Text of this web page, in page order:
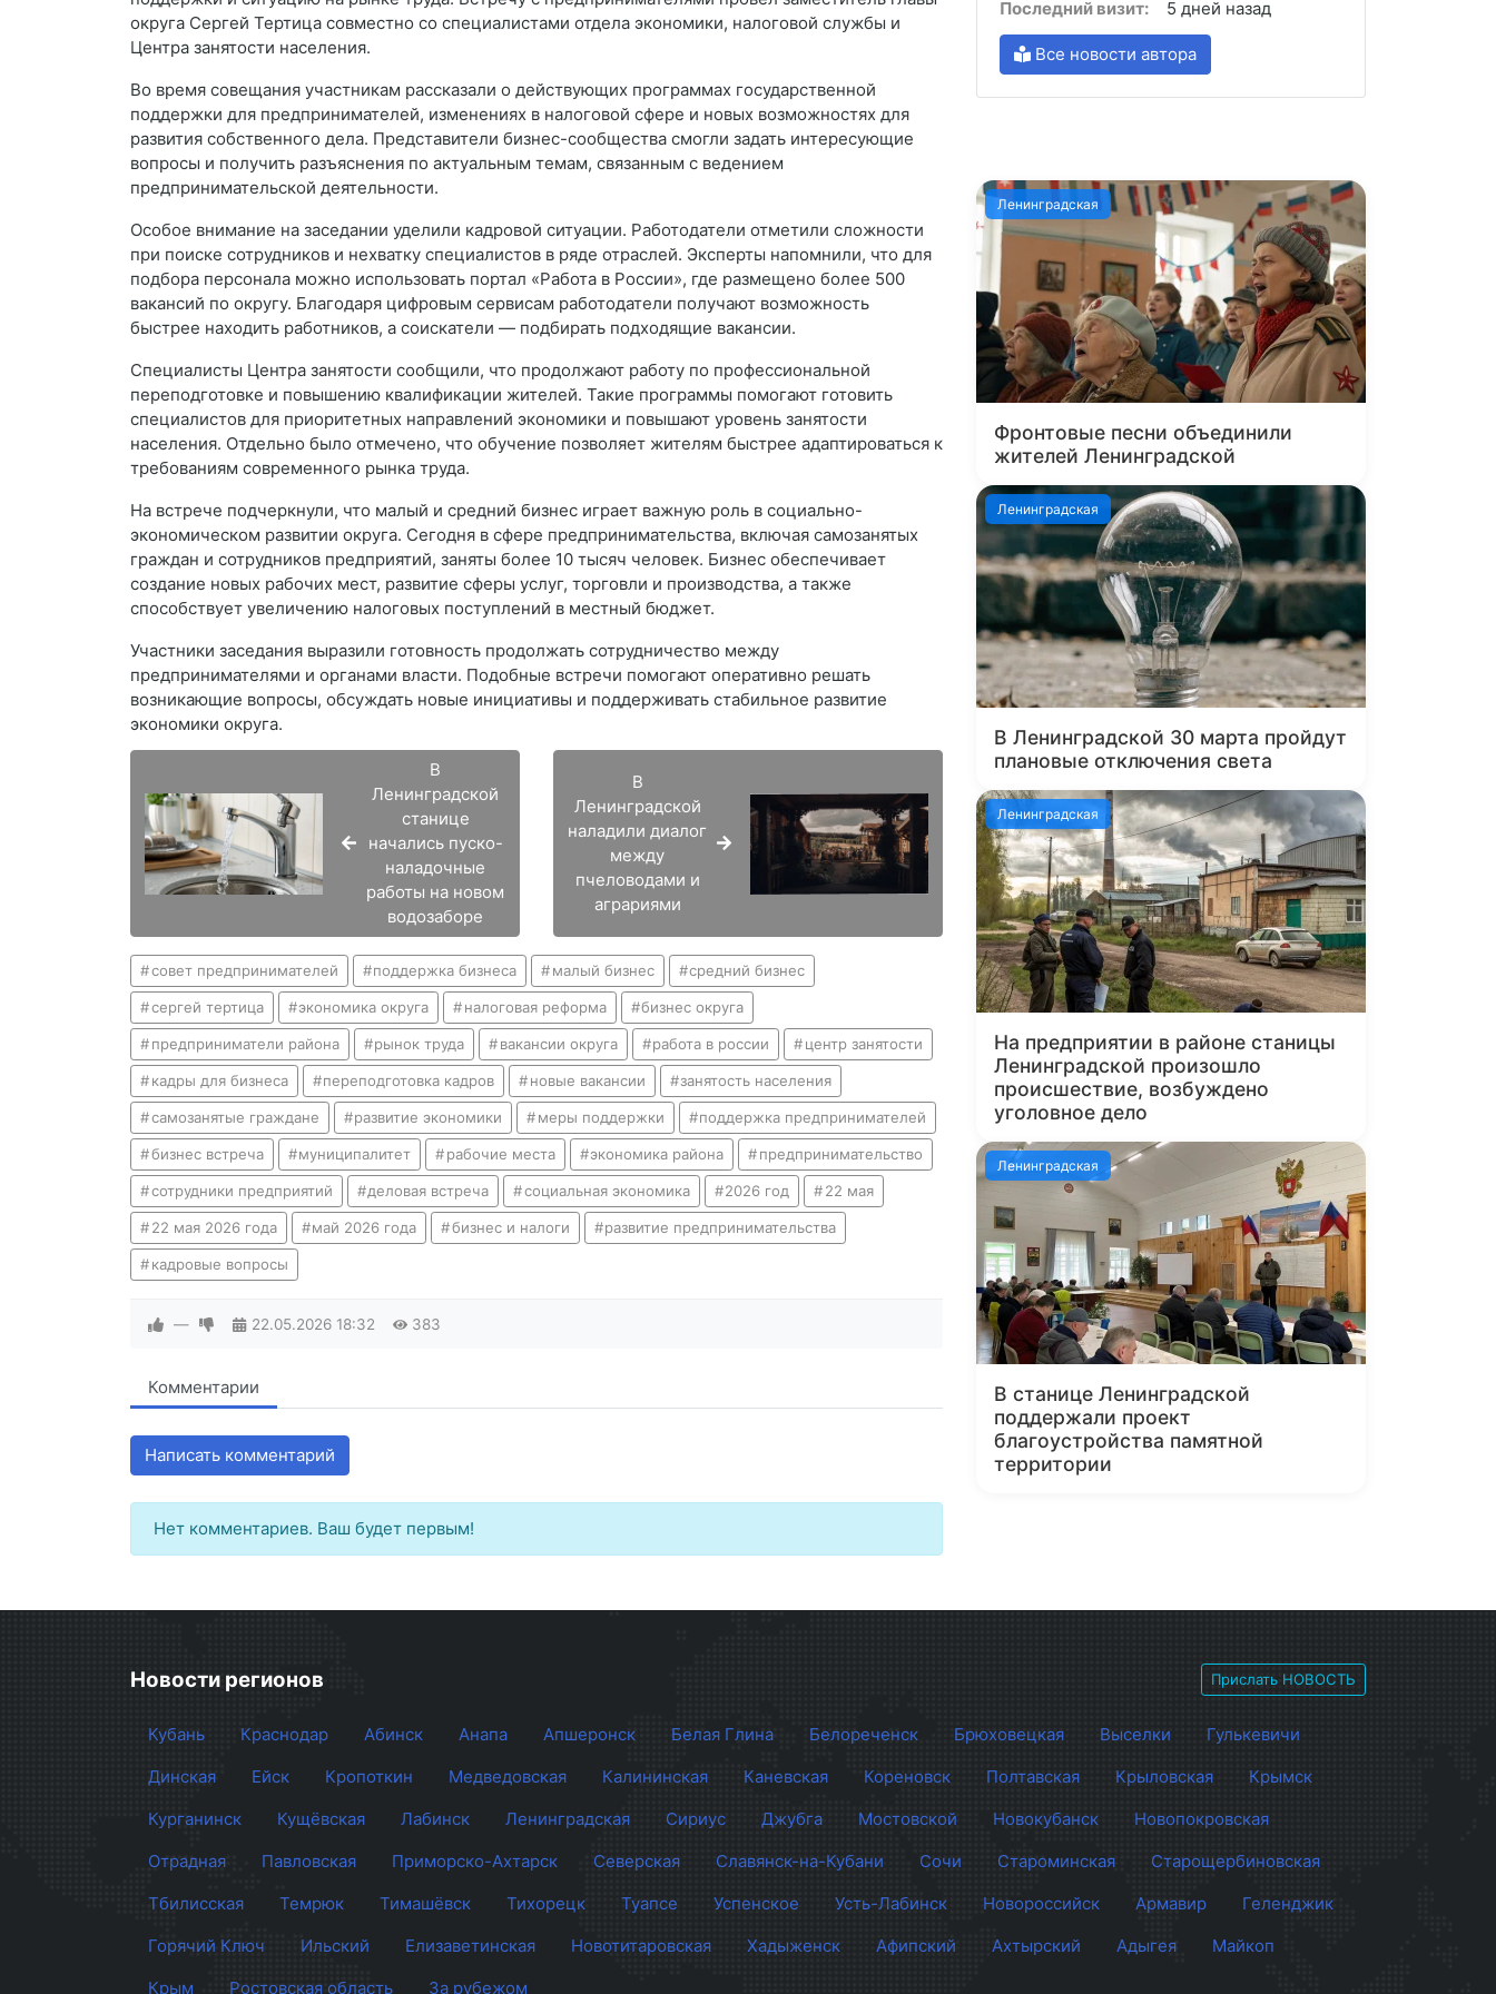
округа Сергей Тертица совместно со специалистами отдела экономики, налоговой службы и
Центра занятости населения.
Во время совещания участникам рассказали о действующих программах государственной
поддержки для предпринимателей, изменениях в налоговой сфере и новых возможностях для
развития собственного дела. Представители бизнес-сообщества смогли задать интересующие
вопросы и получить разъяснения по актуальным темам, связанным с ведением
предпринимательской деятельности.
Особое внимание на заседании уделили кадровой ситуации. Работодатели отметили сложности
при поиске сотрудников и нехватку специалистов в ряде отраслей. Эксперты напомнили, что для
подбора персонала можно использовать портал «Работа в России», где размещено более 500
вакансий по округу. Благодаря цифровым сервисам работодатели получают возможность
быстрее находить работников, а соискатели — подбирать подходящие вакансии.
Специалисты Центра занятости сообщили, что продолжают работу по профессиональной
переподготовке и повышению квалификации жителей. Такие программы помогают готовить
специалистов для приоритетных направлений экономики и повышают уровень занятости
населения. Отдельно было отмечено, что обучение позволяет жителям быстрее адаптироваться к
требованиям современного рынка труда.
На встрече подчеркнули, что малый и средний бизнес играет важную роль в социально-
экономическом развитии округа. Сегодня в сфере предпринимательства, включая самозанятых
граждан и сотрудников предприятий, заняты более 10 тысяч человек. Бизнес обеспечивает
создание новых рабочих мест, развитие сферы услуг, торговли и производства, а также
способствует увеличению налоговых поступлений в местный бюджет.
Участники заседания выразили готовность продолжать сотрудничество между
предпринимателями и органами власти. Подобные встречи помогают оперативно решать
возникающие вопросы, обсуждать новые инициативы и поддерживать стабильное развитие
экономики округа.
В
Ленинградской
станице
начались пуско-
наладочные
работы на новом
водозаборе
В
Ленинградской
наладили диалог
между
пчеловодами и
аграриями
совет предпринимателей поддержка бизнеса малый бизнес средний бизнес
сергей тертица экономика округа налоговая реформа бизнес округа
предприниматели района рынок труда вакансии округа работа в россии центр занятости
кадры для бизнеса переподготовка кадров новые вакансии занятость населения
самозанятые граждане развитие экономики меры поддержки поддержка предпринимателей
бизнес встреча муниципалитет рабочие места экономика района предпринимательство
сотрудники предприятий деловая встреча социальная экономика 2026 год 22 мая
22 мая 2026 года май 2026 года бизнес и налоги развитие предпринимательства
кадровые вопросы
— 22.05.2026 18:32 383
Комментарии
Написать комментарий
Нет комментариев. Ваш будет первым!
Последний визит:
5 дней назад
Все новости автора
Ленинградская
Фронтовые песни объединили
жителей Ленинградской
Ленинградская
В Ленинградской 30 марта пройдут
плановые отключения света
Ленинградская
На предприятии в районе станицы
Ленинградской произошло
происшествие, возбуждено
уголовное дело
Ленинградская
В станице Ленинградской
поддержали проект
благоустройства памятной
территории
Новости регионов Прислать НОВОСТЬ
Кубань Краснодар Абинск Анапа Апшеронск Белая Глина Белореченск Брюховецкая Выселки
Гулькевичи
Динская
Ейск Кропоткин Медведовская Калининская Каневская Кореновск Полтавская Крыловская
Крымск
Курганинск
Кущёвская Лабинск Ленинградская Сириус Джубга Мостовской Новокубанск
Новопокровская
Отрадная
Павловская Приморско-Ахтарск Северская Славянск-на-Кубани Сочи Староминская
Старощербиновская
Тбилисская
Темрюк Тимашёвск Тихорецк Туапсе Успенское Усть-Лабинск Новороссийск Армавир
Геленджик
Горячий Ключ
Ильский Елизаветинская Новотитаровская Хадыженск Афипский Ахтырский Адыгея
Майкоп
Крым
Ростовская область За рубежом